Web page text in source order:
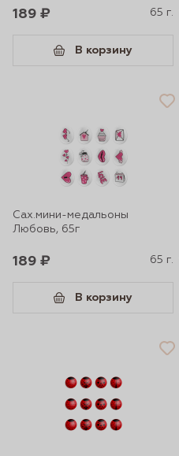
189 ₽ 65 г.
В корзину
Сах.мини-медальоны
Любовь, 65г
189 ₽ 65 г.
В корзину